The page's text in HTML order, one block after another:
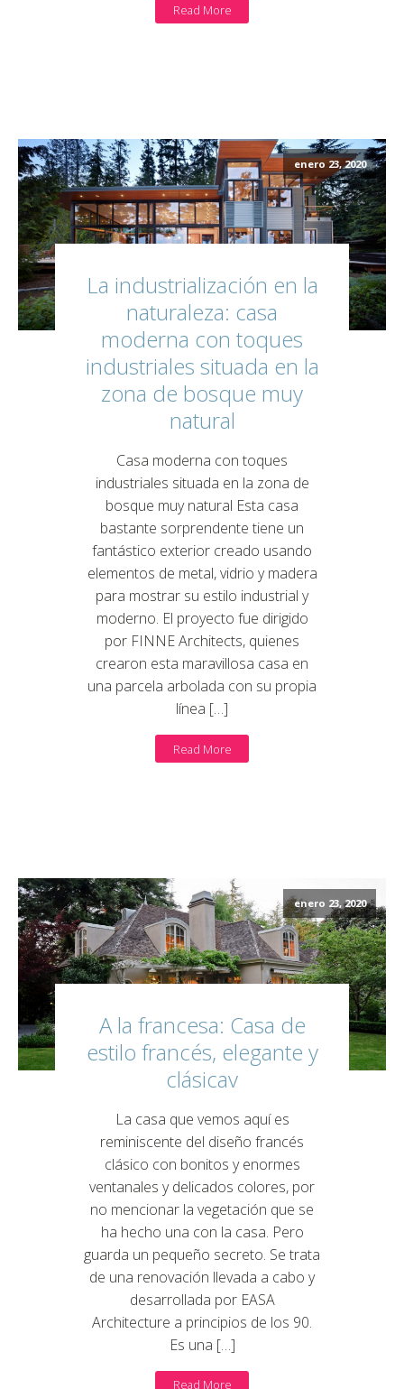
Read More
enero 23, 2020
La industrialización en la
naturaleza: casa
moderna con toques
industriales situada en la
zona de bosque muy
natural
Casa moderna con toques
industriales situada en la zona de
bosque muy natural Esta casa
bastante sorprendente tiene un
fantástico exterior creado usando
elementos de metal, vidrio y madera
para mostrar su estilo industrial y
moderno. El proyecto fue dirigido
por FINNE Architects, quienes
crearon esta maravillosa casa en
una parcela arbolada con su propia
línea […]
Read More
enero 23, 2020
A la francesa: Casa de
estilo francés, elegante y
clásicav
La casa que vemos aquí es
reminiscente del diseño francés
clásico con bonitos y enormes
ventanales y delicados colores, por
no mencionar la vegetación que se
ha hecho una con la casa. Pero
guarda un pequeño secreto. Se trata
de una renovación llevada a cabo y
desarrollada por EASA
Architecture a principios de los 90.
Es una […]
Read More